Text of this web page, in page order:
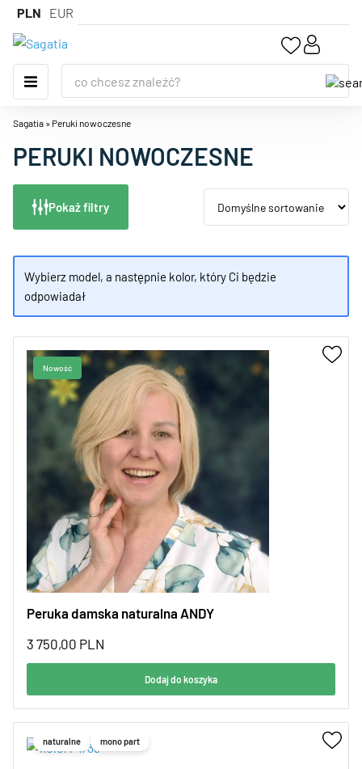
PLN EUR
Sagatia » Peruki nowoczesne
PERUKI NOWOCZESNE
Pokaż filtry
Wybierz model, a następnie kolor, który Ci będzie
odpowiadał
Peruka damska naturalna ANDY
3 750,00 PLN
Dodaj do koszyka
naturalne mono part